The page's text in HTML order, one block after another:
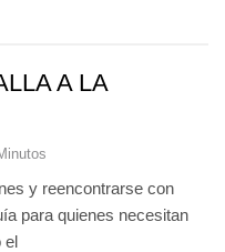
A LA
y reencontrarse con
para quienes necesitan
el